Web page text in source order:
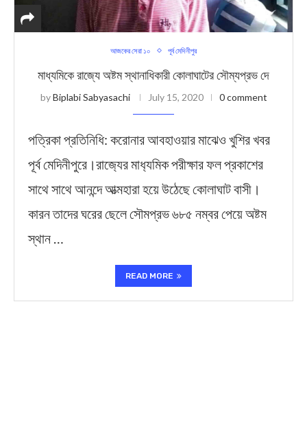
আজকের সেরা ১০ পূর্ব মেদিনীপুর
মাধ্যমিকে রাজ্যে অষ্টম স্থানাধিকারী কোলাঘাটের সৌম্যপ্রভ দে
byBiplabi Sabyasachi July 15, 2020 0 comment
পত্রিকা প্রতিনিধি: করোনার আবহাওয়ার মাঝেও খুশির খবর
পূর্ব মেদিনীপুরে।রাজ‍্যের মাধ‍্যমিক পরীক্ষার ফল প্রকাশের
সাথে সাথে আনন্দে আত্মহারা হয়ে উঠেছে কোলাঘাট বাসী।
কারন তাদের ঘরের ছেলে সৌমপ্রভ ৬৮৫ নম্বর পেয়ে অষ্টম
স্থান …
READ MORE